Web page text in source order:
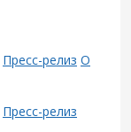
Пресс-релиз О
Пресс-релиз